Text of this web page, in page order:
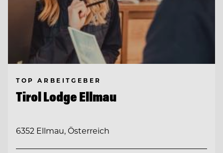
TOP ARBEITGEBER
Tirol Lodge Ellmau
6352 Ellmau, Österreich